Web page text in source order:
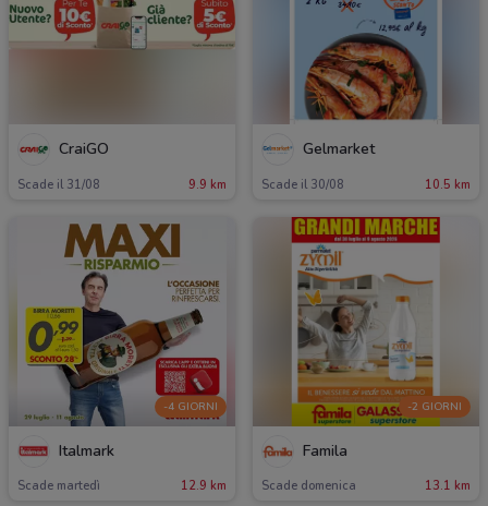
CraiGO
Scade il 31/08 9.9 km
Gelmarket
Scade il 30/08 10.5 km
-4 GIORNI
Italmark
Scade martedì 12.9 km
-2 GIORNI
Famila
Scade domenica 13.1 km